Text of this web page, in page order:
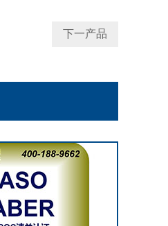
下一产品